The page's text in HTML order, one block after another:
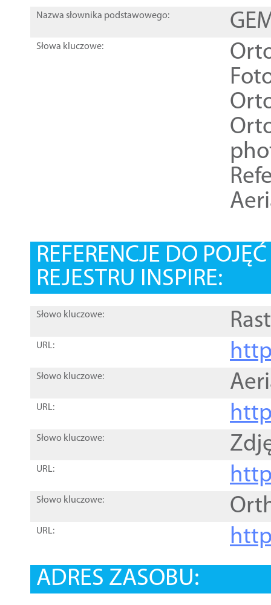
Nazwa słownika podstawowego:
Słowa kluczowe:
REFERENCJE DO
REJESTRU INSPIRE:
Słowo kluczowe:
URL:
Słowo kluczowe:
URL:
Słowo kluczowe:
URL:
Słowo kluczowe:
URL:
ADRES ZASOBU: